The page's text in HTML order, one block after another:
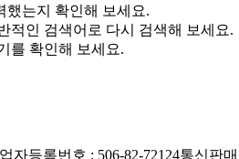
했는지 확인해 보세요.
적인 검색어로 다시 검색해 보세요.
를 확인해 보세요.
자등록번호 : 506-82-72124통신판